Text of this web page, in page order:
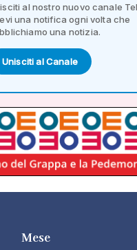
al nostro nuovo canale
una notifica ogni volta che
una notizia.
Unisciti al Canale
Mese